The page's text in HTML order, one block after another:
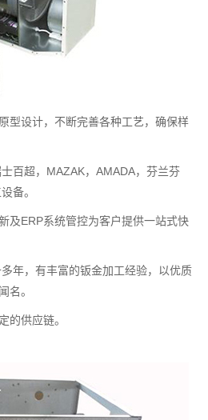
型设计，不断完善各种工艺，确保样
百超，MAZAK，AMADA，芬兰芬
备。
及ERP系统管控为客户提供一站式快
年，有丰富的钣金加工经验，以优质
名。
的供应链。